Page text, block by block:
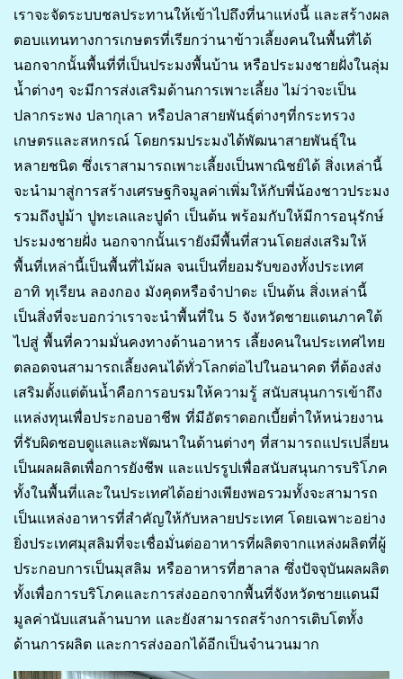
เราจะจัดระบบชลประทานให้เข้าไปถึงที่นาแห่งนี้ และสร้างผล
ตอบแทนทางการเกษตรที่เรียกว่านาข้าวเลี้ยงคนในพื้นที่ได้
นอกจากนั้นพื้นที่ที่เป็นประมงพื้นบ้าน หรือประมงชายฝั่งในลุ่ม
น้ำต่างๆ จะมีการส่งเสริมด้านการเพาะเลี้ยง ไม่ว่าจะเป็น
ปลากระพง ปลากุเลา หรือปลาสายพันธุ์ต่างๆที่กระทรวง
เกษตรและสหกรณ์ โดยกรมประมงได้พัฒนาสายพันธุ์ใน
หลายชนิด ซึ่งเราสามารถเพาะเลี้ยงเป็นพาณิชย์ได้ สิ่งเหล่านี้
จะนำมาสู่การสร้างเศรษฐกิจมูลค่าเพิ่มให้กับพี่น้องชาวประมง
รวมถึงปูม้า ปูทะเลและปูดำ เป็นต้น พร้อมกับให้มีการอนุรักษ์
ประมงชายฝั่ง นอกจากนั้นเรายังมีพื้นที่สวนโดยส่งเสริมให้
พื้นที่เหล่านี้เป็นพื้นที่ไม้ผล จนเป็นที่ยอมรับของทั้งประเทศ
อาทิ ทุเรียน ลองกอง มังคุดหรือจำปาดะ เป็นต้น สิ่งเหล่านี้
เป็นสิ่งที่จะบอกว่าเราจะนำพื้นที่ใน 5 จังหวัดชายแดนภาคใต้
ไปสู่ พื้นที่ความมั่นคงทางด้านอาหาร เลี้ยงคนในประเทศไทย
ตลอดจนสามารถเลี้ยงคนได้ทั่วโลกต่อไปในอนาคต ที่ต้องส่ง
เสริมตั้งแต่ต้นน้ำคือการอบรมให้ความรู้ สนับสนุนการเข้าถึง
แหล่งทุนเพื่อประกอบอาชีพ ที่มีอัตราดอกเบี้ยต่ำให้หน่วยงาน
ที่รับผิดชอบดูแลและพัฒนาในด้านต่างๆ ที่สามารถแปรเปลี่ยน
เป็นผลผลิตเพื่อการยังชีพ และแปรรูปเพื่อสนับสนุนการบริโภค
ทั้งในพื้นที่และในประเทศได้อย่างเพียงพอรวมทั้งจะสามารถ
เป็นแหล่งอาหารที่สำคัญให้กับหลายประเทศ โดยเฉพาะอย่าง
ยิ่งประเทศมุสลิมที่จะเชื่อมั่นต่ออาหารที่ผลิตจากแหล่งผลิตที่ผู้
ประกอบการเป็นมุสลิม หรืออาหารที่ฮาลาล ซึ่งปัจจุบันผลผลิต
ทั้งเพื่อการบริโภคและการส่งออกจากพื้นที่จังหวัดชายแดนมี
มูลค่านับแสนล้านบาท และยังสามารถสร้างการเติบโตทั้ง
ด้านการผลิต และการส่งออกได้อีกเป็นจำนวนมาก